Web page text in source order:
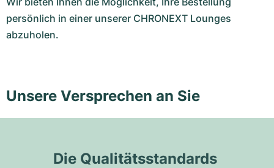
persönlich in einer unserer CHRONEXT Lounges
abzuholen.
Unsere Versprechen an Sie
Die Qualitätsstandards